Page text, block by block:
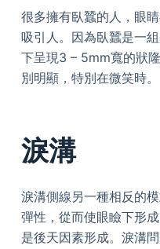
很多擁有臥蠶的人，眼
吸引人。因為臥蠶是一
下呈現3 – 5mm寬的狀
別明顯，特別在微笑時。
淚溝
淚溝側線另一種相反的
彈性，從而使眼瞼下形
是後天因素形成。淚溝